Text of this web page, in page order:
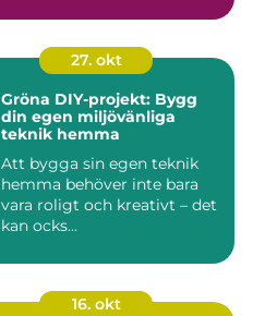
27. okt
Gröna DIY-projekt: Bygg
din egen miljövänliga
teknik hemma
Att bygga sin egen teknik
hemma behöver inte bara
vara roligt och kreativt – det
kan ocks...
16. okt